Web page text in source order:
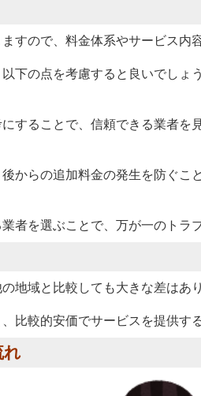
すので、料金体系やサービス内
下の点を考慮すると良いでしょう
することで、信頼できる業者を
からの追加料金の発生を防ぐこ
者を選ぶことで、万が一のトラ
地域と比較しても大きな差はあ
比較的安価でサービスを提供す
れ